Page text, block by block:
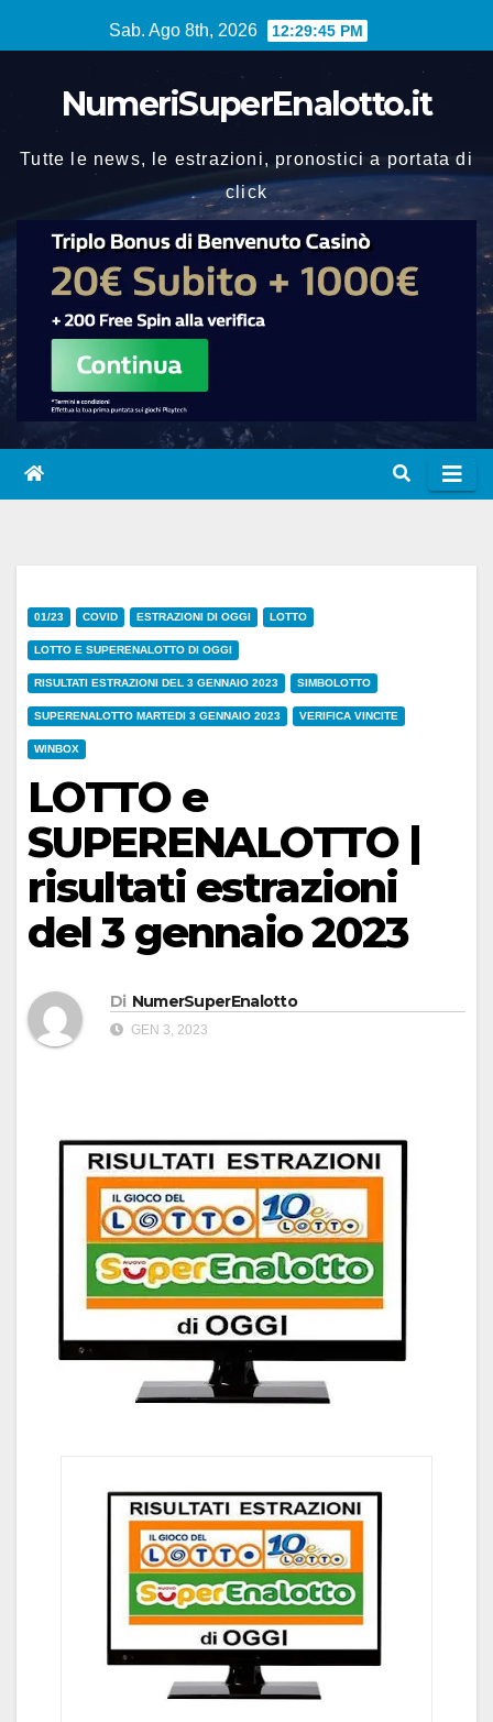
al
Sab. Ago 8th, 2026 12:29:46 PM
NumeriSuperEnalotto.it
Tutte le news, le estrazioni, pronostici a portata di
click
01/23 COVID ESTRAZIONI DI OGGI LOTTO
LOTTO E SUPERENALOTTO DI OGGI
RISULTATI ESTRAZIONI DEL 3 GENNAIO 2023 SIMBOLOTTO
SUPERENALOTTO MARTEDI 3 GENNAIO 2023 VERIFICA VINCITE
WINBOX
LOTTO e
SUPERENALOTTO |
risultati estrazioni
del 3 gennaio 2023
Di NumerSuperEnalotto
GEN 3, 2023